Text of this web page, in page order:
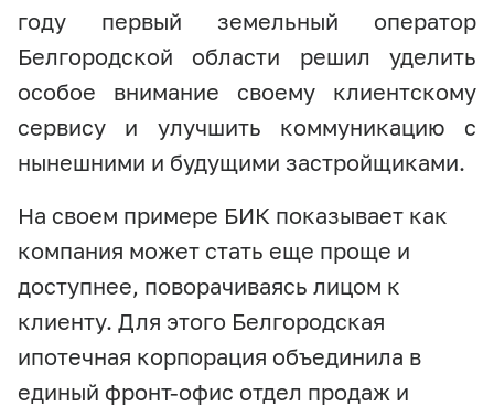
году первый земельный оператор
Белгородской области решил уделить
особое внимание своему клиентскому
сервису и улучшить коммуникацию с
нынешними и будущими застройщиками.
На своем примере БИК показывает как
компания может стать еще проще и
доступнее, поворачиваясь лицом к
клиенту. Для этого Белгородская
ипотечная корпорация объединила в
единый фронт-офис отдел продаж и